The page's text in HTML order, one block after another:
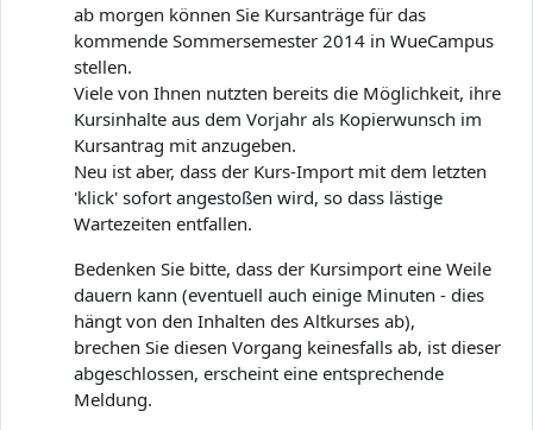
ab morgen können Sie Kursanträge für das
kommende Sommersemester 2014 in WueCampus
stellen.
Viele von Ihnen nutzten bereits die Möglichkeit, ihre
Kursinhalte aus dem Vorjahr als Kopierwunsch im
Kursantrag mit anzugeben.
Neu ist aber, dass der Kurs-Import mit dem letzten
'klick' sofort angestoßen wird, so dass lästige
Wartezeiten entfallen.
Bedenken Sie bitte, dass der Kursimport eine Weile
dauern kann (eventuell auch einige Minuten - dies
hängt von den Inhalten des Altkurses ab),
brechen Sie diesen Vorgang keinesfalls ab, ist dieser
abgeschlossen, erscheint eine entsprechende
Meldung.